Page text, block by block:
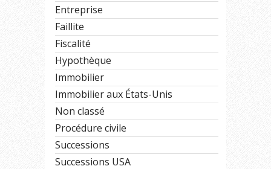
Entreprise
Faillite
Fiscalité
Hypothèque
Immobilier
Immobilier aux États-Unis
Non classé
Procédure civile
Successions
Successions USA